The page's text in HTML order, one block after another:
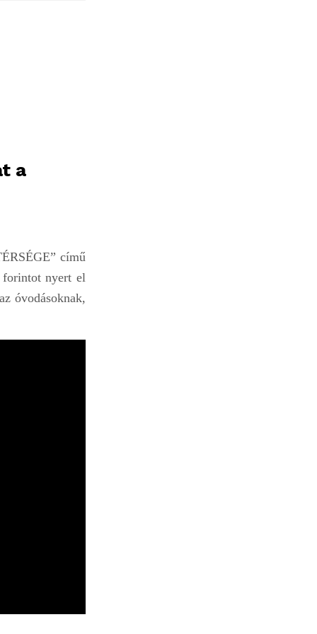
a
című
forintot nyert el
óvodásoknak,